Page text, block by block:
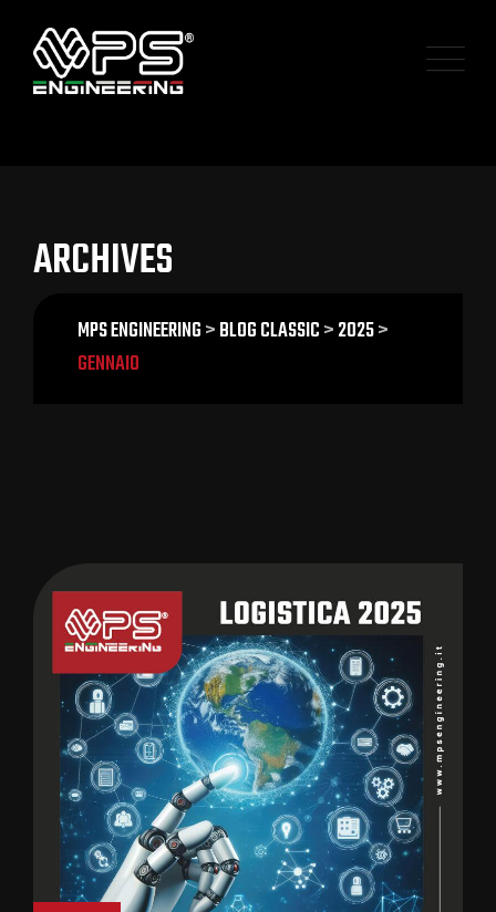
content
ARCHIVES
MPS ENGINEERING>BLOG CLASSIC>2025>
GENNAIO